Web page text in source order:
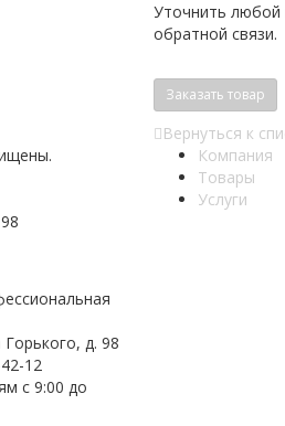
Уточнить любой
обратной связи.
Заказать товар
Вернуться к
д. 98
12
с 9:00 до
Компания
Товары
Услуги